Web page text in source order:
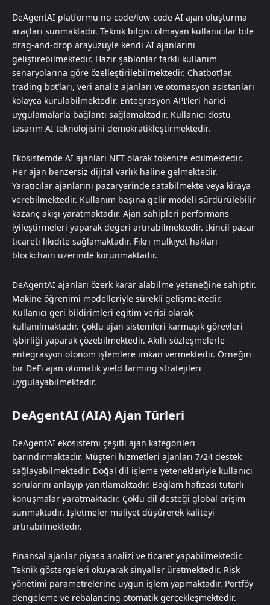
DeAgentAI platformu no-code/low-code AI ajan oluşturma
araçları sunmaktadır. Teknik bilgisi olmayan kullanıcılar bile
drag-and-drop arayüzüyle kendi AI ajanlarını
geliştirebilmektedir. Hazır şablonlar farklı kullanım
senaryolarına göre özelleştirilebilmektedir. Chatbot’lar,
trading bot’ları, veri analiz ajanları ve otomasyon asistanları
kolayca kurulabilmektedir. Entegrasyon API’leri harici
uygulamalarla bağlantı sağlamaktadır. Kullanıcı dostu
tasarım AI teknolojisini demokratikleştirmektedir.
Ekosistemde AI ajanları NFT olarak tokenize edilmektedir.
Her ajan benzersiz dijital varlık haline gelmektedir.
Yaratıcılar ajanlarını pazaryerinde satabilmekte veya kiraya
verebilmektedir. Kullanım başına gelir modeli sürdürülebilir
kazanç akışı yaratmaktadır. Ajan sahipleri performans
iyileştirmeleri yaparak değeri artırabilmektedir. İkincil pazar
ticareti likidite sağlamaktadır. Fikri mülkiyet hakları
blockchain üzerinde korunmaktadır.
DeAgentAI ajanları özerk karar alabilme yeteneğine sahiptir.
Makine öğrenimi modelleriyle sürekli gelişmektedir.
Kullanıcı geri bildirimleri eğitim verisi olarak
kullanılmaktadır. Çoklu ajan sistemleri karmaşık görevleri
işbirliği yaparak çözebilmektedir. Akıllı sözleşmelerle
entegrasyon otonom işlemlere imkan vermektedir. Örneğin
bir DeFi ajan otomatik yield farming stratejileri
uygulayabilmektedir.
DeAgentAI (AIA) Ajan Türleri
DeAgentAI ekosistemi çeşitli ajan kategorileri
barındırmaktadır. Müşteri hizmetleri ajanları 7/24 destek
sağlayabilmektedir. Doğal dil işleme yetenekleriyle kullanıcı
sorularını anlayıp yanıtlamaktadır. Bağlam hafızası tutarlı
konuşmalar yaratmaktadır. Çoklu dil desteği global erişim
sunmaktadır. İşletmeler maliyet düşürerek kaliteyi
artırabilmektedir.
Finansal ajanlar piyasa analizi ve ticaret yapabilmektedir.
Teknik göstergeleri okuyarak sinyaller üretmektedir. Risk
yönetimi parametrelerine uygun işlem yapmaktadır. Portföy
dengeleme ve rebalancing otomatik gerçekleşmektedir.